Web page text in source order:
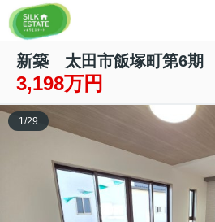
新築 太田市飯塚町第6期
3,198万円
1/29